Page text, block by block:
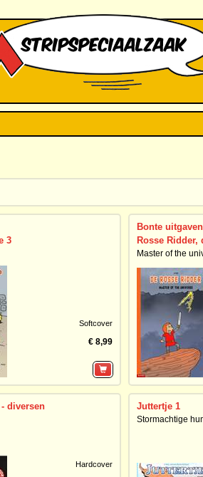
3
Softcover
€ 8,99
Bonte uitgaven
Rosse Ridder,
Master of the
diversen
Hardcover
Juttertje 1
Stormachtige